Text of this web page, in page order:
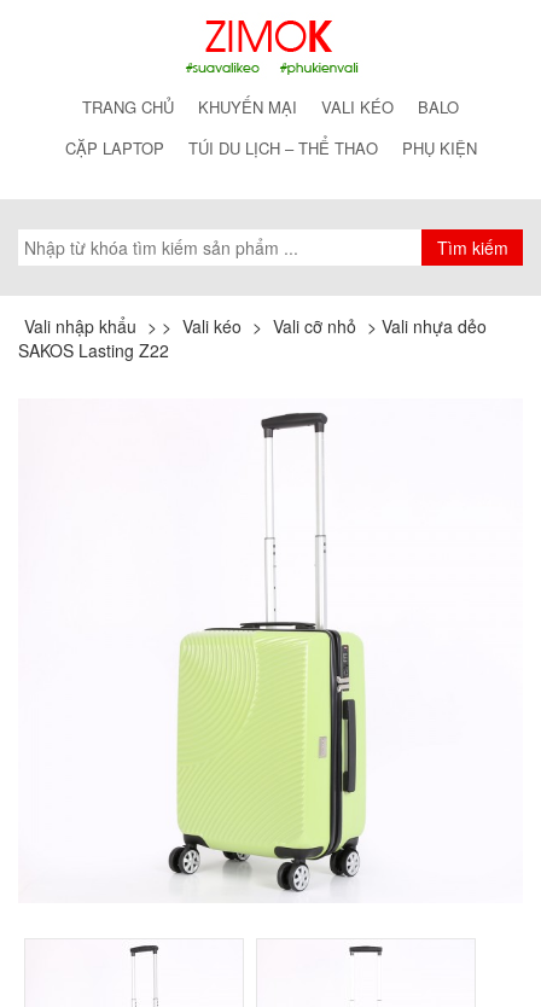
TRANG CHỦ KHUYẾN MẠI VALI KÉO
BALO
CẶP LAPTOP
TÚI DU LỊCH – THỂ THAO PHỤ KIỆN
Vali nhập khẩu > > Vali kéo > Vali cỡ nhỏ > Vali nhựa dẻo
SAKOS Lasting Z22